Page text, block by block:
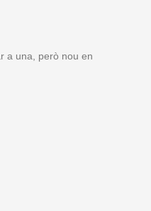
a una, però nou en